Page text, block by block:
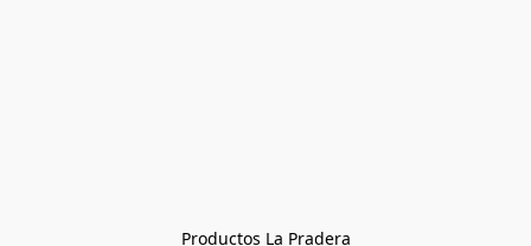
Productos La Pradera